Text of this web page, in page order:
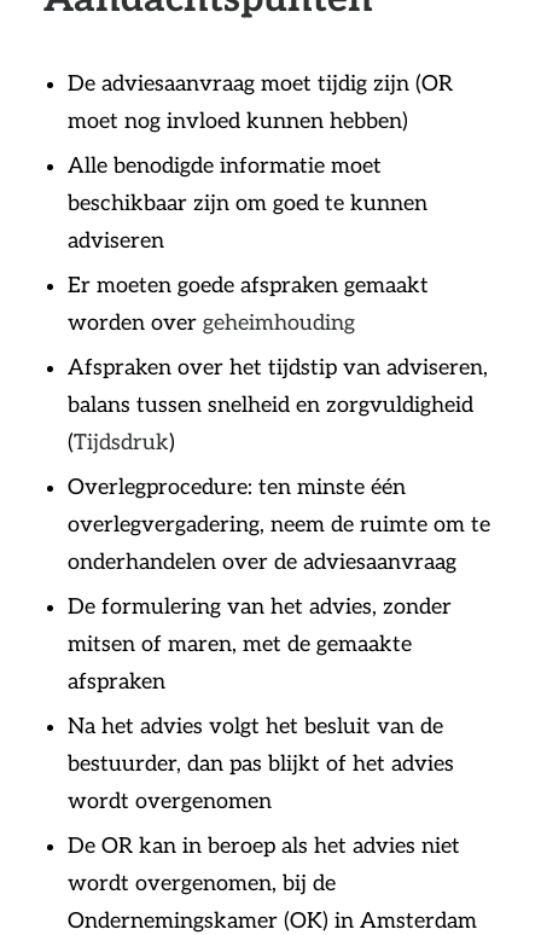
De adviesaanvraag moet tijdig zijn (OR
moet nog invloed kunnen hebben)
Alle benodigde informatie moet
beschikbaar zijn om goed te kunnen
adviseren
Er moeten goede afspraken gemaakt
worden over geheimhouding
Afspraken over het tijdstip van adviseren,
balans tussen snelheid en zorgvuldigheid
(Tijdsdruk)
Overlegprocedure: ten minste één
overlegvergadering, neem de ruimte om te
onderhandelen over de adviesaanvraag
De formulering van het advies, zonder
mitsen of maren, met de gemaakte
afspraken
Na het advies volgt het besluit van de
bestuurder, dan pas blijkt of het advies
wordt overgenomen
De OR kan in beroep als het advies niet
wordt overgenomen, bij de
Ondernemingskamer (OK) in Amsterdam